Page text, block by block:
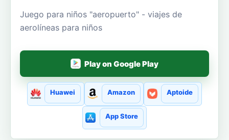
Juego para niños "aeropuerto" - viajes de
aerolíneas para niños
Play on Google Play
Huawei Amazon Aptoide
App Store